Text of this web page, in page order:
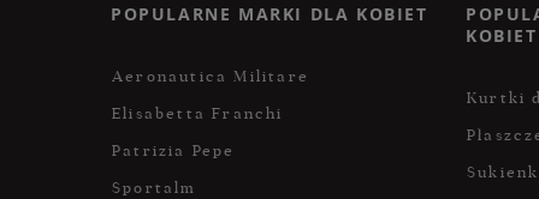
POPULARNE MARKI DLA KOBIET
Aeronautica Militare
Elisabetta Franchi
Patrizia Pepe
Sportalm
KOBIET
Kurtki